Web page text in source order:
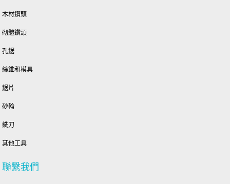
木材鑽頭
砌體鑽頭
孔鋸
絲錐和模具
鋸片
砂輪
銑刀
其他工具
聯繫我們